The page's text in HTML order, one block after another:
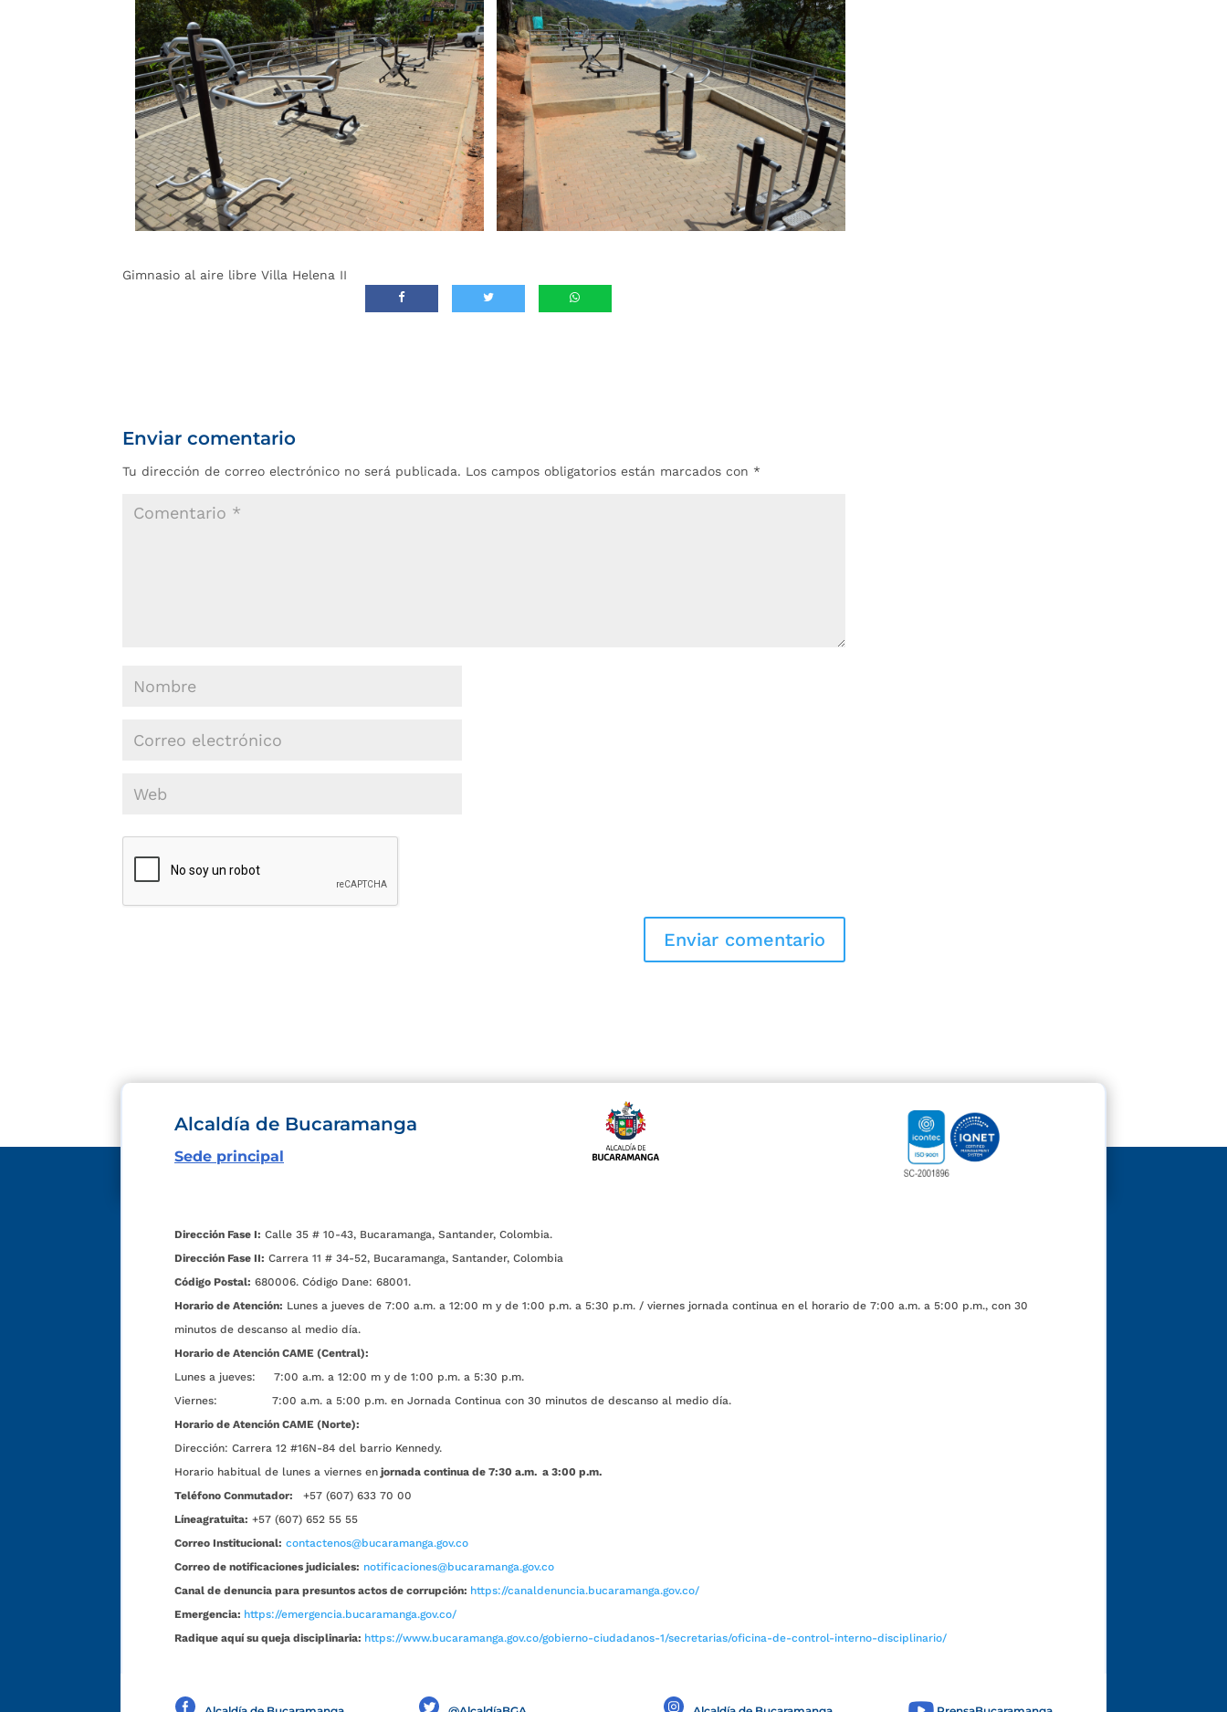
Gimnasio al aire libre Villa Helena II
Enviar comentario
Tu dirección de correo electrónico no será publicada. Los campos obligatorios están marcados con *
Alcaldía de Bucaramanga
Sede principal
Dirección Fase I: Calle 35 # 10-43, Bucaramanga, Santander, Colombia.
Dirección Fase II: Carrera 11 # 34-52, Bucaramanga, Santander, Colombia
Código Postal: 680006. Código Dane: 68001.
Horario de Atención: Lunes a jueves de 7:00 a.m. a 12:00 m y de 1:00 p.m. a 5:30 p.m. / viernes jornada continua en el horario de 7:00 a.m. a 5:00 p.m., con 30
minutos de descanso al medio día.
Horario de Atención CAME (Central):
Lunes a jueves: 7:00 a.m. a 12:00 m y de 1:00 p.m. a 5:30 p.m.
Viernes: 7:00 a.m. a 5:00 p.m. en Jornada Continua con 30 minutos de descanso al medio día.
Horario de Atención CAME (Norte):
Dirección: Carrera 12 #16N-84 del barrio Kennedy.
Horario habitual de lunes a viernes en jornada continua de 7:30 a.m. a 3:00 p.m.
Teléfono Conmutador:
+57 (607) 633 70 00
Líneagratuita: +57 (607) 652 55 55
Correo Institucional: contactenos@bucaramanga.gov.co
Correo de notificaciones judiciales: notificaciones@bucaramanga.gov.co
Canal de denuncia para presuntos actos de corrupción: https://canaldenuncia.bucaramanga.gov.co/
Emergencia: https://emergencia.bucaramanga.gov.co/
Radique aquí su queja disciplinaria: https://www.bucaramanga.gov.co/gobierno-ciudadanos-1/secretarias/oficina-de-control-interno-disciplinario/